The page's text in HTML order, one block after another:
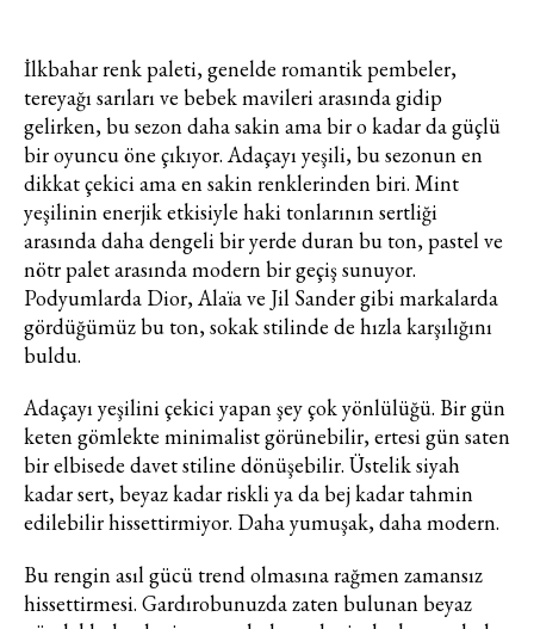
İlkbahar renk paleti, genelde romantik pembeler,
tereyağı sarıları ve bebek mavileri arasında gidip
gelirken, bu sezon daha sakin ama bir o kadar da güçlü
bir oyuncu öne çıkıyor. Adaçayı yeşili, bu sezonun en
dikkat çekici ama en sakin renklerinden biri. Mint
yeşilinin enerjik etkisiyle haki tonlarının sertliği
arasında daha dengeli bir yerde duran bu ton, pastel ve
nötr palet arasında modern bir geçiş sunuyor.
Podyumlarda Dior, Alaïa ve Jil Sander gibi markalarda
gördüğümüz bu ton, sokak stilinde de hızla karşılığını
buldu.
Adaçayı yeşilini çekici yapan şey çok yönlülüğü. Bir gün
keten gömlekte minimalist görünebilir, ertesi gün saten
bir elbisede davet stiline dönüşebilir. Üstelik siyah
kadar sert, beyaz kadar riskli ya da bej kadar tahmin
edilebilir hissettirmiyor. Daha yumuşak, daha modern.
Bu rengin asıl gücü trend olmasına rağmen zamansız
hissettirmesi. Gardırobunuzda zaten bulunan beyaz